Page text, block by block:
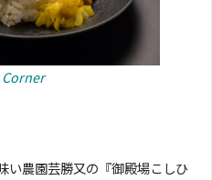
い農園芸勝又の『御殿場こしひ